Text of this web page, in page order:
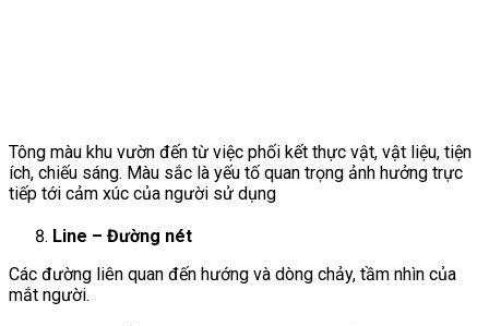
Tông màu khu vườn đến từ việc phối kết thực vật, vật liệu, tiện
ích, chiếu sáng. Màu sắc là yếu tố quan trọng ảnh hưởng trực
tiếp tới cảm xúc của người sử dụng
Line – Đường nét
Các đường liên quan đến hướng và dòng chảy, tầm nhìn của
mắt người.